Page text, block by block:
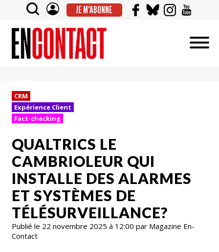
JE M'ABONNE
CRM
Expérience Client
Fact-checking
QUALTRICS LE
CAMBRIOLEUR QUI
INSTALLE DES ALARMES
ET SYSTÈMES DE
TÉLÉSURVEILLANCE?
Publié le 22 novembre 2025 à 12:00 par Magazine En-
Contact